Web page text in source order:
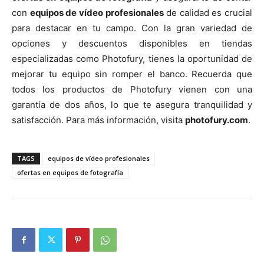
con equipos de vídeo profesionalesde calidad es crucial
para destacar en tu campo. Con la gran variedad de
opciones y descuentos disponibles en tiendas
especializadas como Photofury, tienes la oportunidad de
mejorar tu equipo sin romper el banco. Recuerda que
todos los productos de Photofury vienen con una
garantía de dos años, lo que te asegura tranquilidad y
satisfacción. Para más información, visita photofury.com.
TAGS
equipos de vídeo profesionales
ofertas en equipos de fotografía